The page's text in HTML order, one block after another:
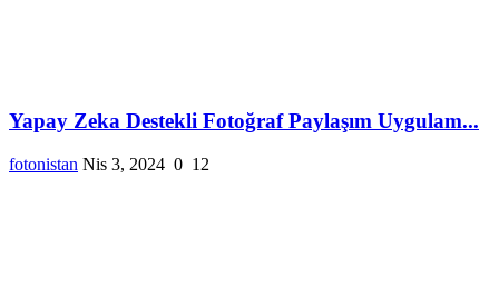
Yapay Zeka Destekli Fotoğraf Paylaşım Uygulam...
fotonistan Nis 3, 2024 0 12